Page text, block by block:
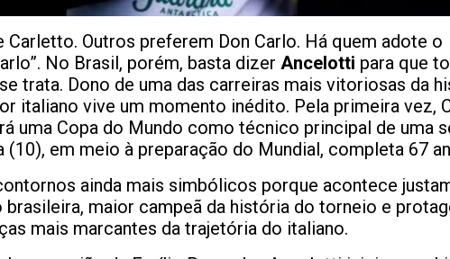
Carletto. Outros preferem Don Carlo. Há quem adote o
No Brasil, porém, basta dizer Ancelotti para que
trata. Dono de uma das carreiras mais vitoriosas da
italiano vive um momento inédito. Pela primeira vez,
uma Copa do Mundo como técnico principal de uma
(10), em meio à preparação do Mundial, completa 67
ainda mais simbólicos porque acontece
maior campeã da história do torneio e
mais marcantes da trajetória do italiano.